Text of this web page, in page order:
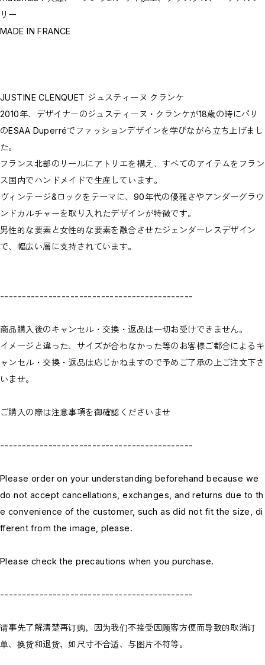
リー
MADE IN FRANCE
JUSTINE CLENQUET ジュスティーヌ クランケ
2010年、デザイナーのジュスティーヌ・クランケが18歳の時にパリ
のESAA Duperréでファッションデザインを学びながら立ち上げまし
た。
フランス北部のリールにアトリエを構え、すべてのアイテムをフラン
ス国内でハンドメイドで生産しています。
ヴィンテージ&ロックをテーマに、90年代の優雅さやアンダーグラウ
ンドカルチャーを取り入れたデザインが特徴です。
男性的な要素と女性的な要素を融合させたジェンダーレスデザイン
で、幅広い層に支持されています。
--------------------------------------------
商品購入後のキャンセル・交換・返品は一切お受けできません。
イメージと違った、サイズが合わなかった等のお客様ご都合によるキ
ャンセル・交換・返品は応じかねますので予めご了承の上ご注文下さ
いませ。
ご購入の際は注意事項を御確認くださいませ
--------------------------------------------
Please order on your understanding beforehand because we
do not accept cancellations, exchanges, and returns due to th
e convenience of the customer, such as did not fit the size, di
fferent from the image, please.
Please check the precautions when you purchase.
--------------------------------------------
请事先了解清楚再订购，因为我们不接受因顾客方便而导致的取消订
单、换货和退货，如尺寸不合适、与图片不符等。